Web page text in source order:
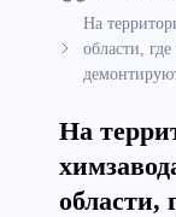
На
области,
На
области,